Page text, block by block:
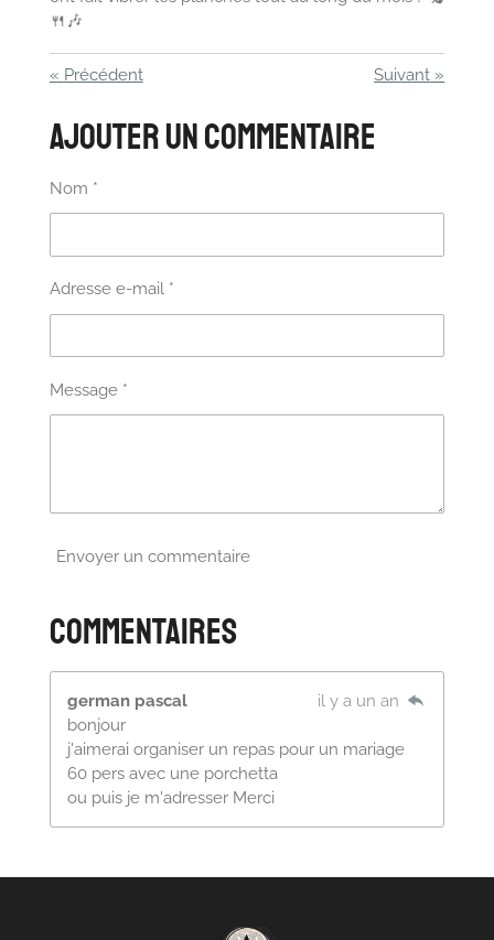
🍴🎶
« Précédent Suivant »
Ajouter un commentaire
Nom *
Adresse e-mail *
Message *
Envoyer un commentaire
Commentaires
german pascal
il y a un an
bonjour
j'aimerai organiser un repas pour un mariage
60 pers avec une porchetta
ou puis je m'adresser Merci